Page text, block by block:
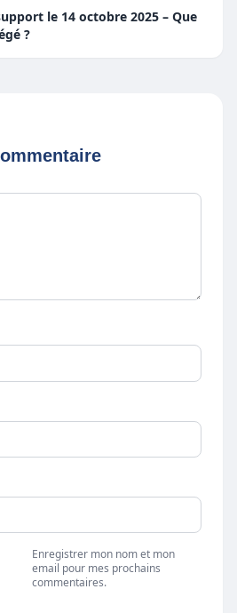
le 14 octobre 2025 – Que
?
Enregistrer mon nom et mon
email pour mes prochains
commentaires.